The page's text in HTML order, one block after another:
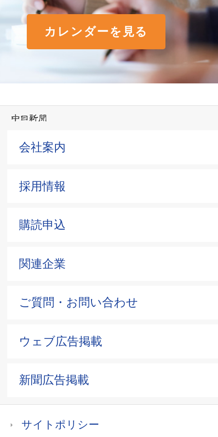
カレンダーを見る
会社案内
採用情報
購読申込
関連企業
ご質問・お問い合わせ
ウェブ広告掲載
新聞広告掲載
サイトポリシー